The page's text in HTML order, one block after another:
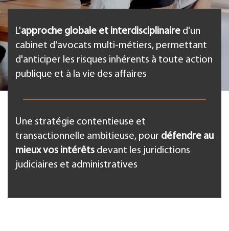
L'approche globale et interdisciplinaire d'un
cabinet d'avocats multi-métiers, permettant
d'anticiper les risques inhérents à toute action
publique et à la vie des affaires
Une stratégie contentieuse et
transactionnelle ambitieuse, pour défendre au
mieux vos intérêts devant les juridictions
judiciaires et administratives